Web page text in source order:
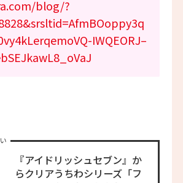
blog/?
IWQEORJ–
『アイドリッシュセブン』か
らクリアうちわシリーズ「フ